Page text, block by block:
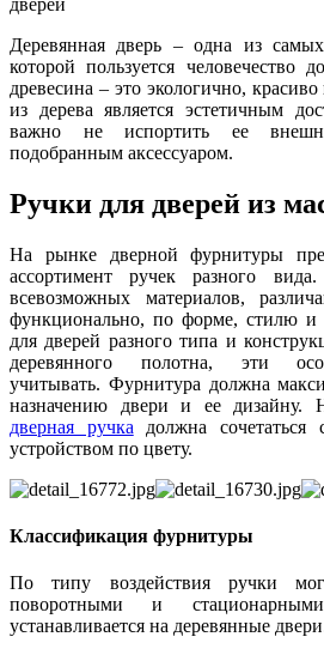
Деревянная дверь – одна из
которой пользуется человечество
древесина – это экологично,
из дерева является эстетичным
важно не испортить ее
подобранным аксессуаром.
Ручки для дверей из
На рынке дверной фурнитуры
ассортимент ручек разного
всевозможных материалов,
функционально, по форме, стилю и
для дверей разного типа и
деревянного полотна, эти
учитывать. Фурнитура должна
назначению двери и ее дизайну.
дверная ручка должна
устройством по цвету.
Классификация фурнитуры
По типу воздействия ручки
поворотными и
устанавливается на деревянные